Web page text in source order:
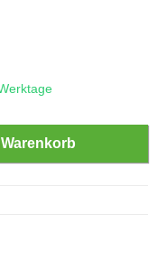
Warenkorb